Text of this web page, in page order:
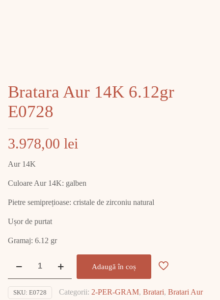
Bratara Aur 14K 6.12gr
E0728
3.978,00 lei
Aur 14K
Culoare Aur 14K: galben
Pietre semiprețioase: cristale de zirconiu natural
Ușor de purtat
Gramaj: 6.12 gr
14K
Adaugă în coș
SKU: E0728 Categorii: 2-PER-GRAM, Bratari, Bratari Aur